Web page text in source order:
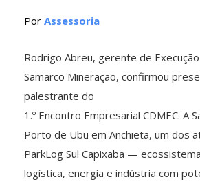
Por Assessoria
Rodrigo Abreu, gerente de
Samarco Mineração, confirmou
palestrante do
1.º Encontro Empresarial CDMEC. A
Porto de Ubu em Anchieta, um dos
ParkLog Sul Capixaba —
logística, energia e indústria com